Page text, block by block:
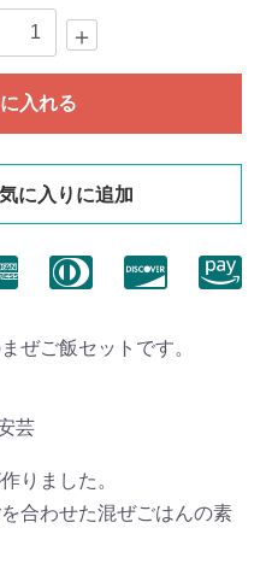
＋
入れる
に入りに追加
ぜご飯セットです。
芸
りました。
合わせた混ぜごはんの素